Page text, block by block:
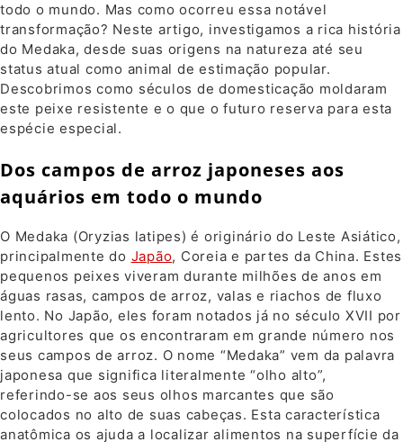
todo o mundo. Mas como ocorreu essa notável
transformação? Neste artigo, investigamos a rica história
do Medaka, desde suas origens na natureza até seu
status atual como animal de estimação popular.
Descobrimos como séculos de domesticação moldaram
este peixe resistente e o que o futuro reserva para esta
espécie especial.
Dos campos de arroz japoneses aos
aquários em todo o mundo
O Medaka (Oryzias latipes) é originário do Leste Asiático,
principalmente do Japão, Coreia e partes da China. Estes
pequenos peixes viveram durante milhões de anos em
águas rasas, campos de arroz, valas e riachos de fluxo
lento. No Japão, eles foram notados já no século XVII por
agricultores que os encontraram em grande número nos
seus campos de arroz. O nome “Medaka” vem da palavra
japonesa que significa literalmente “olho alto”,
referindo-se aos seus olhos marcantes que são
colocados no alto de suas cabeças. Esta característica
anatômica os ajuda a localizar alimentos na superfície da